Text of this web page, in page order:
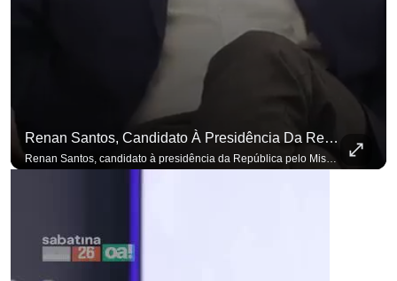
Renan Santos, Candidato À Presidência Da República Pelo Missão, Defende Aplicar Reformas Fiscais